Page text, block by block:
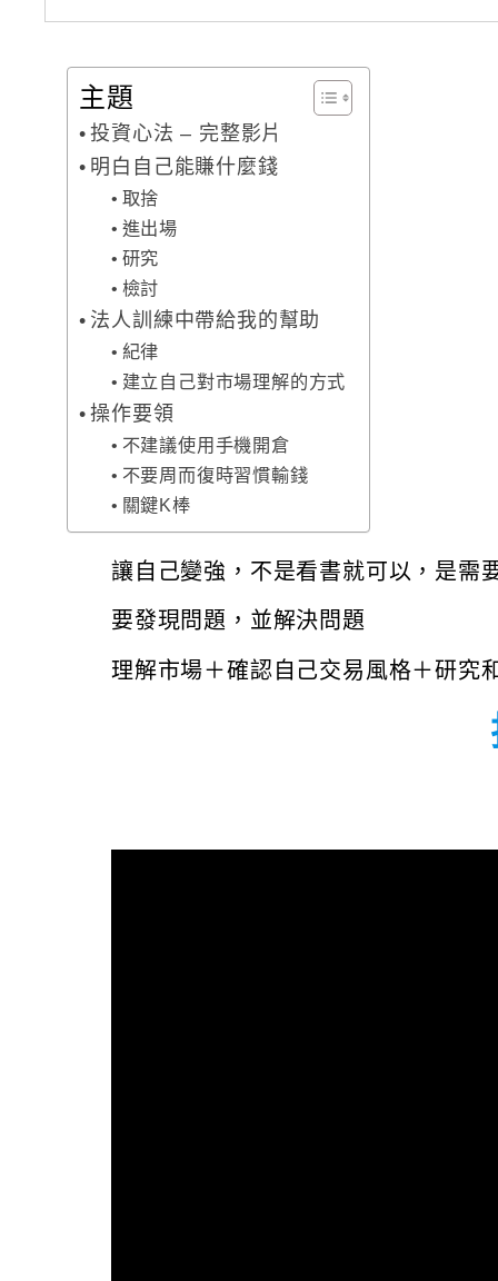
主題
投資心法 – 完整影片
明白自己能賺什麼錢
取捨
進出場
研究
檢討
法人訓練中帶給我的幫助
紀律
建立自己對市場理解的方式
操作要領
不建議使用手機開倉
不要周而復時習慣輸錢
關鍵K棒
讓自己變強，不是看書就可以，是需
要發現問題，並解決問題
理解市場＋確認自己交易風格＋研究